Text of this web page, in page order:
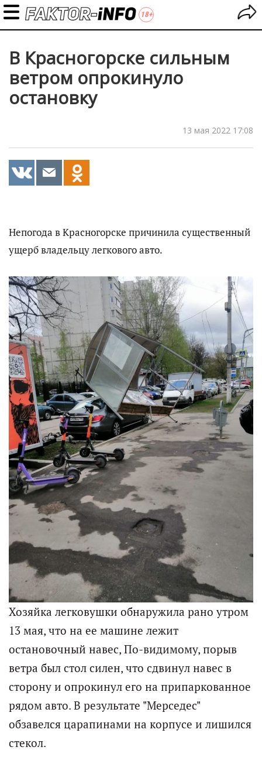
В Красногорске сильным
ветром опрокинуло
остановку
13 мая 2022 17:08
Непогода в Красногорске причинила существенный
ущерб владельцу легкового авто.
Хозяйка легковушки обнаружила рано утром
13 мая, что на ее машине лежит
остановочный навес, По-видимому, порыв
ветра был стол силен, что сдвинул навес в
сторону и опрокинул его на припаркованное
рядом авто. В результате "Мерседес"
обзавелся царапинами на корпусе и лишился
стекол.